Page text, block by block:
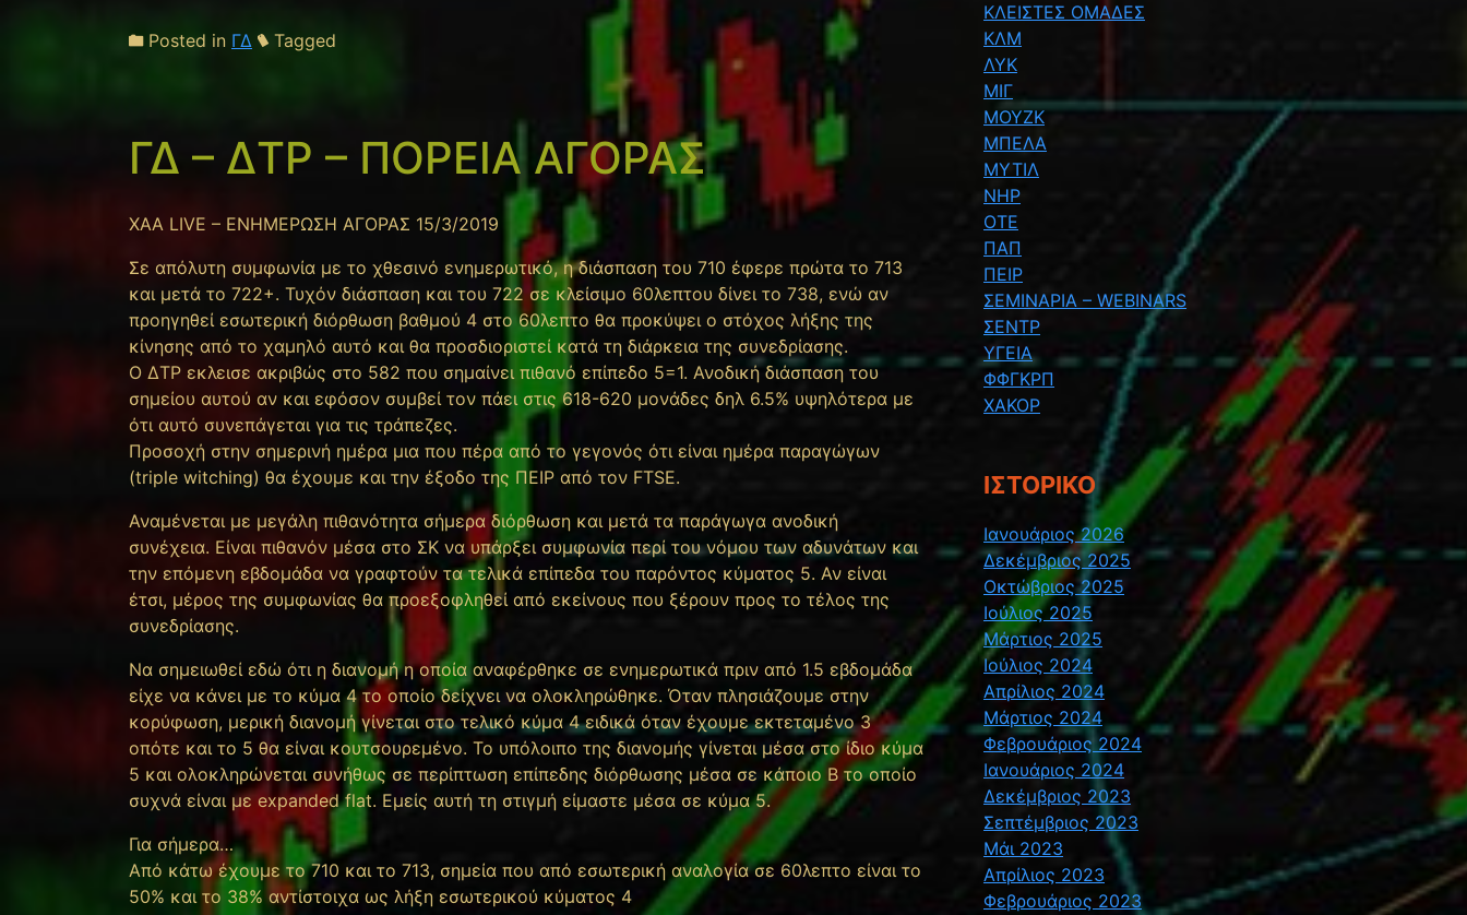
Posted in ΓΔ Tagged
ΓΔ – ΔΤΡ – ΠΟΡΕΙΑ ΑΓΟΡΑΣ
XAA LIVE – ΕΝΗΜΕΡΩΣΗ ΑΓΟΡΑΣ 15/3/2019
Σε απόλυτη συμφωνία με το χθεσινό ενημερωτικό, η διάσπαση του 710 έφερε πρώτα το 713
και μετά το 722+. Τυχόν διάσπαση και του 722 σε κλείσιμο 60λεπτου δίνει το 738, ενώ αν
προηγηθεί εσωτερική διόρθωση βαθμού 4 στο 60λεπτο θα προκύψει ο στόχος λήξης της
κίνησης από το χαμηλό αυτό και θα προσδιοριστεί κατά τη διάρκεια της συνεδρίασης.
Ο ΔΤΡ εκλεισε ακριβώς στο 582 που σημαίνει πιθανό επίπεδο 5=1. Ανοδική διάσπαση του
σημείου αυτού αν και εφόσον συμβεί τον πάει στις 618-620 μονάδες δηλ 6.5% υψηλότερα με
ότι αυτό συνεπάγεται για τις τράπεζες.
Προσοχή στην σημερινή ημέρα μια που πέρα από το γεγονός ότι είναι ημέρα παραγώγων
(triple witching) θα έχουμε και την έξοδο της ΠΕΙΡ από τον FTSE.
Αναμένεται με μεγάλη πιθανότητα σήμερα διόρθωση και μετά τα παράγωγα ανοδική
συνέχεια. Είναι πιθανόν μέσα στο ΣΚ να υπάρξει συμφωνία περί του νόμου των αδυνάτων και
την επόμενη εβδομάδα να γραφτούν τα τελικά επίπεδα του παρόντος κύματος 5. Αν είναι
έτσι, μέρος της συμφωνίας θα προεξοφληθεί από εκείνους που ξέρουν προς το τέλος της
συνεδρίασης.
Να σημειωθεί εδώ ότι η διανομή η οποία αναφέρθηκε σε ενημερωτικά πριν από 1.5 εβδομάδα
είχε να κάνει με το κύμα 4 το οποίο δείχνει να ολοκληρώθηκε. Όταν πλησιάζουμε στην
κορύφωση, μερική διανομή γίνεται στο τελικό κύμα 4 ειδικά όταν έχουμε εκτεταμένο 3
οπότε και το 5 θα είναι κουτσουρεμένο. Το υπόλοιπο της διανομής γίνεται μέσα στο ίδιο κύμα
5 και ολοκληρώνεται συνήθως σε περίπτωση επίπεδης διόρθωσης μέσα σε κάποιο Β το οποίο
συχνά είναι με expanded flat. Εμείς αυτή τη στιγμή είμαστε μέσα σε κύμα 5.
Για σήμερα…
Από κάτω έχουμε το 710 και το 713, σημεία που από εσωτερική αναλογία σε 60λεπτο είναι το
50% και το 38% αντίστοιχα ως λήξη εσωτερικού κύματος 4
ΚΛΕΙΣΤΕΣ ΟΜΑΔΕΣ
ΚΛΜ
ΛΥΚ
ΜΙΓ
ΜΟΥΖΚ
ΜΠΕΛΑ
ΜΥΤΙΛ
ΝΗΡ
ΟΤΕ
ΠΑΠ
ΠΕΙΡ
ΣΕΜΙΝΑΡΙΑ – WEBINARS
ΣΕΝΤΡ
ΥΓΕΙΑ
ΦΦΓΚΡΠ
ΧΑΚΟΡ
ΙΣΤΟΡΙΚΌ
Ιανουάριος 2026
Δεκέμβριος 2025
Οκτώβριος 2025
Ιούλιος 2025
Μάρτιος 2025
Ιούλιος 2024
Απρίλιος 2024
Μάρτιος 2024
Φεβρουάριος 2024
Ιανουάριος 2024
Δεκέμβριος 2023
Σεπτέμβριος 2023
Μάι 2023
Απρίλιος 2023
Φεβρουάριος 2023